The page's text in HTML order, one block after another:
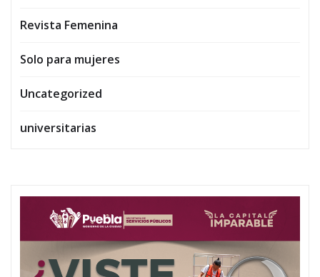
Revista Femenina
Solo para mujeres
Uncategorized
universitarias